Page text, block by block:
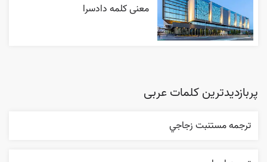
معنی کلمه دادسرا
پربازدیدترین کلمات عربی
ترجمه مستنبت زجاجي